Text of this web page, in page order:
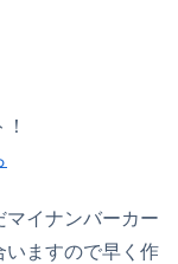
マイナンバーカー
いますので早く作